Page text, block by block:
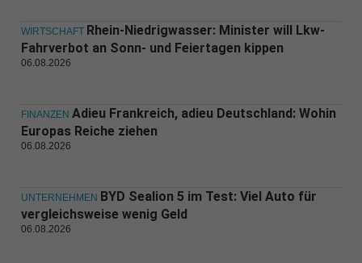
WIRTSCHAFT Rhein-Niedrigwasser: Minister will Lkw-
Fahrverbot an Sonn- und Feiertagen kippen
06.08.2026
FINANZEN Adieu Frankreich, adieu Deutschland: Wohin
Europas Reiche ziehen
06.08.2026
UNTERNEHMEN BYD Sealion 5 im Test: Viel Auto für
vergleichsweise wenig Geld
06.08.2026